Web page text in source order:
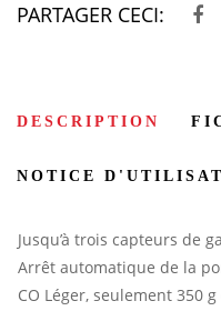
PARTAGER CECI:
DESCRIPTION
NOTICE
Jusqu’à trois capteurs de
Arrêt automatique de la
CO Léger, seulement 350 g